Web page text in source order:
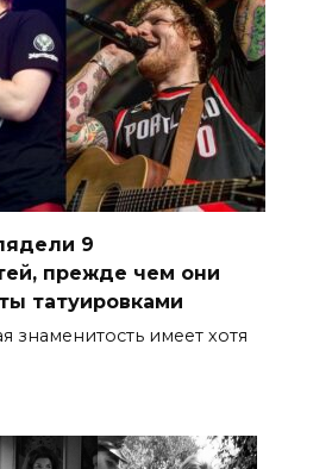
9
прежде чем они
татуировками
знаменитость имеет хотя